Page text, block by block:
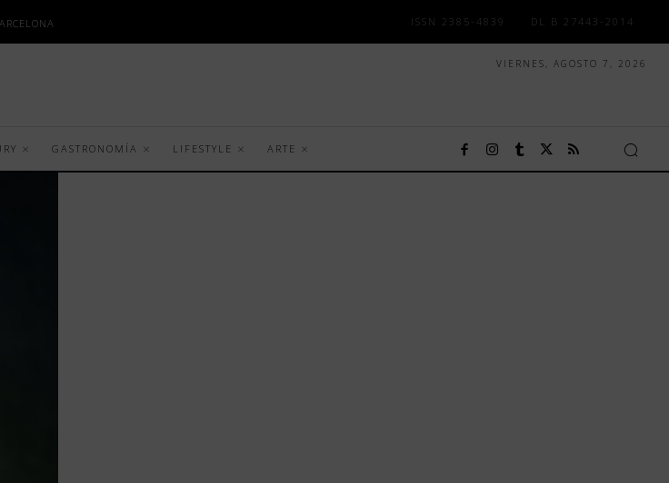
ISSN 2385-4839 DL B 27443-2014
VIERNES, AGOSTO 7, 2026
GASTRONOMÍA LIFESTYLE ARTE